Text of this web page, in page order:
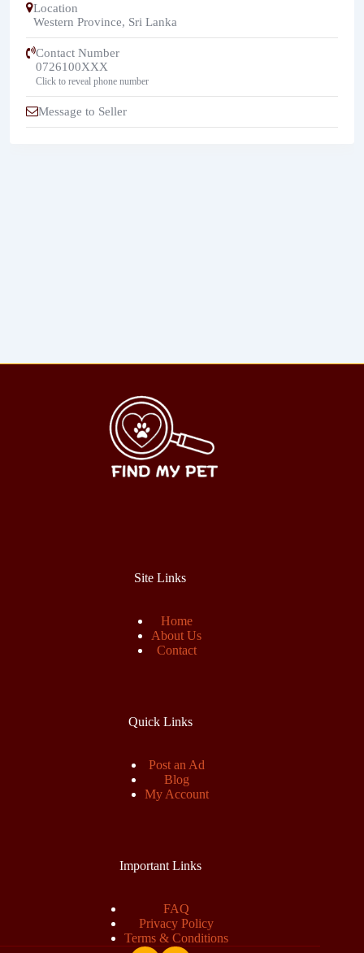
Location
Western Province, Sri Lanka
Contact Number
0726100XXX
Click to reveal phone number
Message to Seller
Site Links
Home
About Us
Contact
Quick Links
Post an Ad
Blog
My Account
Important Links
FAQ
Privacy Policy
Terms & Conditions